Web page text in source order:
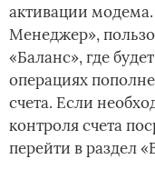
активации
Менеджер»,
«Баланс», где
операциях
счета. Если
контроля счета
перейти в раздел